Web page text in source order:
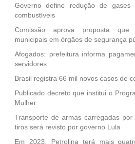
Governo define redução de
combustíveis
Comissão aprova proposta que
municipais em órgãos de segurança
Afogados: prefeitura informa
servidores
Brasil registra 66 mil novos casos de
Publicado decreto que institui o
Mulher
Transporte de armas carregadas
tiros será revisto por governo Lula
Em 2023, Petrolina terá mais